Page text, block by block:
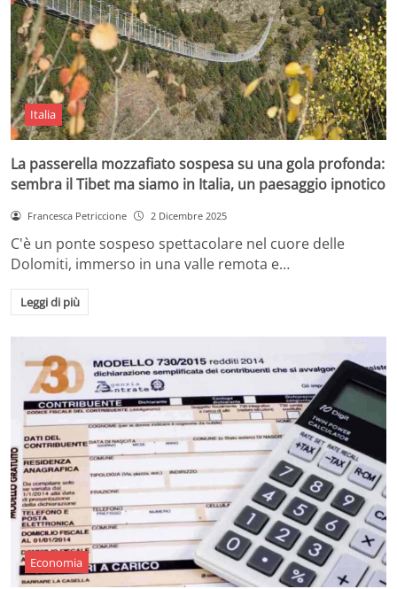
Italia
La passerella mozzafiato sospesa su una gola profonda:
sembra il Tibet ma siamo in Italia, un paesaggio ipnotico
Francesca Petriccione 2 Dicembre 2025
C'è un ponte sospeso spettacolare nel cuore delle
Dolomiti, immerso in una valle remota e…
Leggi di più
Economia